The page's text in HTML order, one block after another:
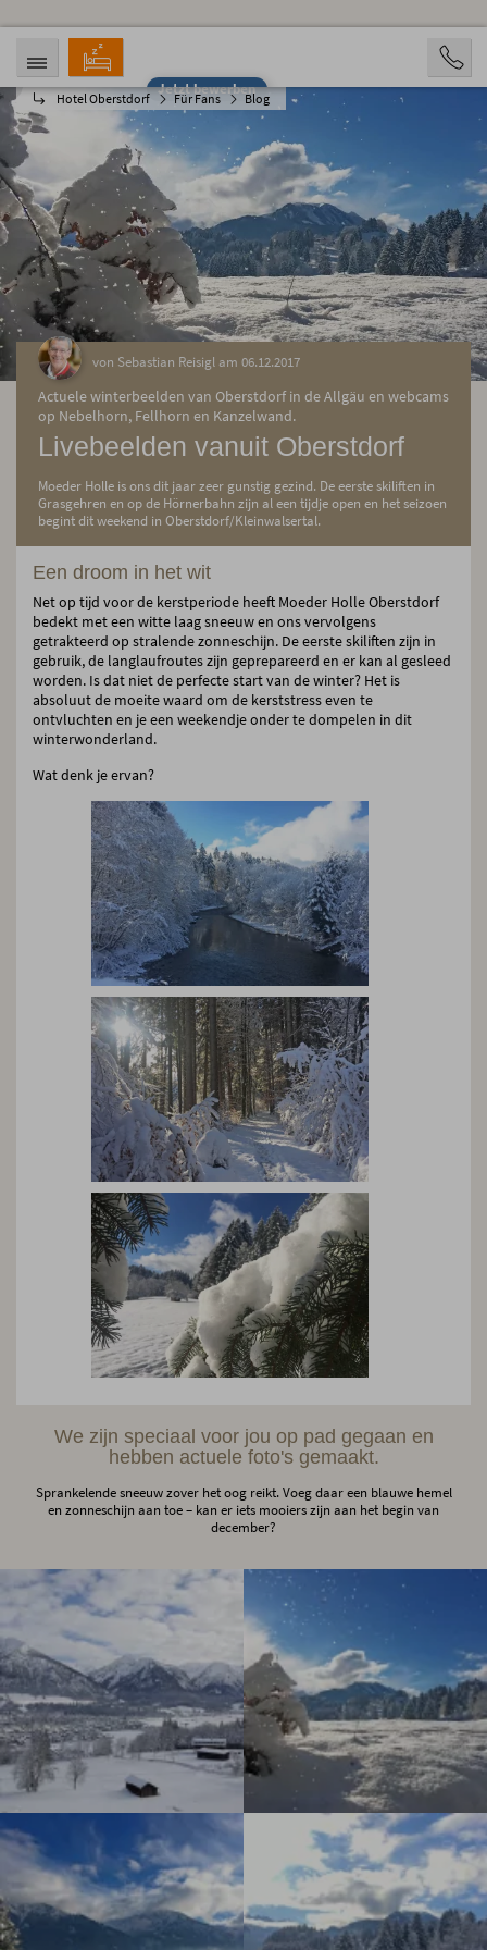
Jetzt bewerben
Hotel Oberstdorf Für Fans Blog
ANREISE
09.08.2026
ABREISE
14.08.2026
PERSONEN
2 Personen
BUCHEN
von Sebastian Reisigl am 06.12.2017
Actuele winterbeelden van Oberstdorf in de Allgäu en webcams
op Nebelhorn, Fellhorn en Kanzelwand.
Livebeelden vanuit Oberstdorf
Moeder Holle is ons dit jaar zeer gunstig gezind. De eerste skiliften in
Grasgehren en op de Hörnerbahn zijn al een tijdje open en het seizoen
begint dit weekend in Oberstdorf/Kleinwalsertal.
Een droom in het wit
Net op tijd voor de kerstperiode heeft Moeder Holle Oberstdorf
bedekt met een witte laag sneeuw en ons vervolgens
getrakteerd op stralende zonneschijn. De eerste skiliften zijn in
gebruik, de langlaufroutes zijn geprepareerd en er kan al gesleed
worden. Is dat niet de perfecte start van de winter? Het is
absoluut de moeite waard om de kerststress even te
ontvluchten en je een weekendje onder te dompelen in dit
winterwonderland.
Wat denk je ervan?
We zijn speciaal voor jou op pad gegaan en
hebben actuele foto's gemaakt.
Sprankelende sneeuw zover het oog reikt. Voeg daar een blauwe hemel
en zonneschijn aan toe – kan er iets mooiers zijn aan het begin van
december?